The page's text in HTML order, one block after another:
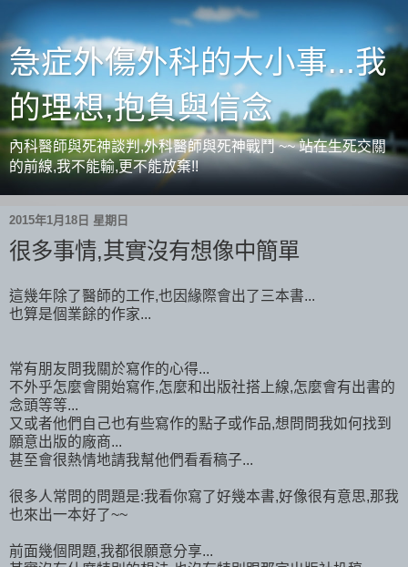
急症外傷外科的大小事...我
的理想,抱負與信念
內科醫師與死神談判,外科醫師與死神戰鬥 ~~ 站在生死交關
的前線,我不能輸,更不能放棄!!
2015年1月18日 星期日
很多事情,其實沒有想像中簡單
這幾年除了醫師的工作,也因緣際會出了三本書...
也算是個業餘的作家...
常有朋友問我關於寫作的心得...
不外乎怎麼會開始寫作,怎麼和出版社搭上線,怎麼會有出書的
念頭等等...
又或者他們自己也有些寫作的點子或作品,想問問我如何找到
願意出版的廠商...
甚至會很熱情地請我幫他們看看稿子...
很多人常問的問題是:我看你寫了好幾本書,好像很有意思,那我
也來出一本好了~~
前面幾個問題,我都很願意分享...